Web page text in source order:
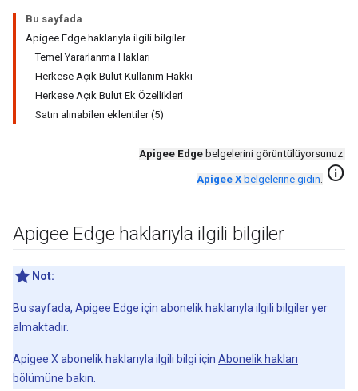
Bu sayfada
Apigee Edge haklarıyla ilgili bilgiler
Temel Yararlanma Hakları
Herkese Açık Bulut Kullanım Hakkı
Herkese Açık Bulut Ek Özellikleri
Satın alınabilen eklentiler (5)
Apigee Edge belgelerini görüntülüyorsunuz.
Apigee X belgelerine gidin. info
Apigee Edge haklarıyla ilgili bilgiler
Not:
Bu sayfada, Apigee Edge için abonelik haklarıyla ilgili bilgiler yer
almaktadır.
Apigee X abonelik haklarıyla ilgili bilgi için Abonelik hakları
bölümüne bakın.